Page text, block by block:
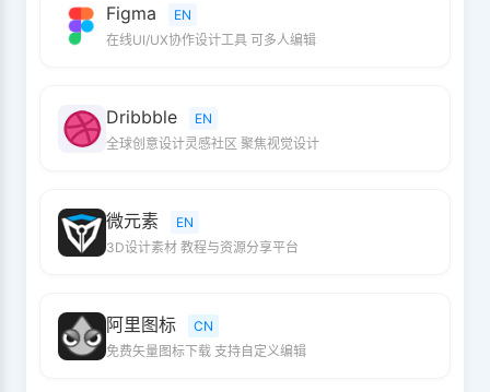
Figma
EN
在线UI/UX协作设计工具 可多人编辑
Dribbble
EN
全球创意设计灵感社区 聚焦视觉设计
微元素
EN
3D设计素材 教程与资源分享平台
阿里图标
CN
免费矢量图标下载 支持自定义编辑